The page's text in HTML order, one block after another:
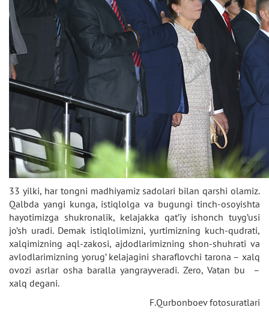
33 yilki, har tongni madhiyamiz sadolari bilan qarshi olamiz.
Qalbda yangi kunga, istiqlolga va bugungi tinch-osoyishta
hayotimizga shukronalik, kelajakka qat’iy ishonch tuyg’usi
jo’sh uradi. Demak istiqlolimizni, yurtimizning kuch-qudrati,
xalqimizning aql-zakosi, ajdodlarimizning shon-shuhrati va
avlodlarimizning yorug’ kelajagini sharaflovchi tarona – xalq
ovozi asrlar osha baralla yangrayveradi. Zero, Vatan bu –
xalq degani.
F.Qurbonboev fotosuratlari